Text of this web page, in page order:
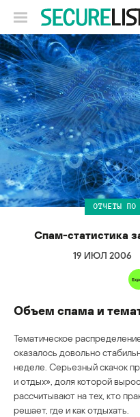
ОТЧЕТЫ ПО
Спам-статистика
19 ИЮЛ 2006
Объем спама и
Тематическое
оказалось довольно
неделе. Серьезный скачок
и отдых», доля которой
рассчитывают на тех, кто
решает, где и как отдыхать.